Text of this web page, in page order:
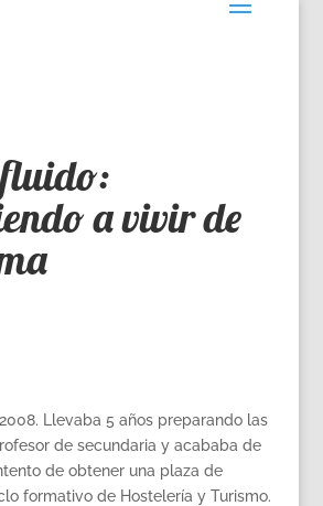
a vivir de
Llevaba 5 años preparando las
de secundaria y acababa de
de obtener una plaza de
formativo de Hostelería y Turismo.